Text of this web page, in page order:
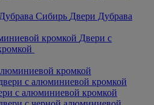
Двери Дубрава
Двери с
кромкой
с алюминиевой кромкой